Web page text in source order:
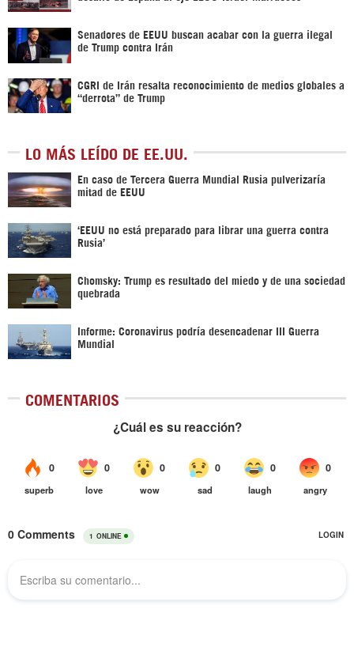
Senadores de EEUU buscan acabar con la guerra ilegal
de Trump contra Irán
CGRI de Irán resalta reconocimiento de medios globales a
“derrota” de Trump
LO MÁS LEÍDO DE EE.UU.
En caso de Tercera Guerra Mundial Rusia pulverizaría
mitad de EEUU
‘EEUU no está preparado para librar una guerra contra
Rusia’
Chomsky: Trump es resultado del miedo y de una sociedad
quebrada
Informe: Coronavirus podría desencadenar III Guerra
Mundial
COMENTARIOS